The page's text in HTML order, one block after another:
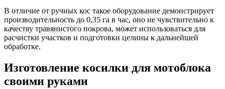
В отличие от ручных кос такое оборудование демонстрирует
производительность до 0,35 га в час, оно не чувствительно к
качеству травянистого покрова, может использоваться для
расчистки участков и подготовки целины к дальнейшей
обработке.
Изготовление косилки для мотоблока
своими руками